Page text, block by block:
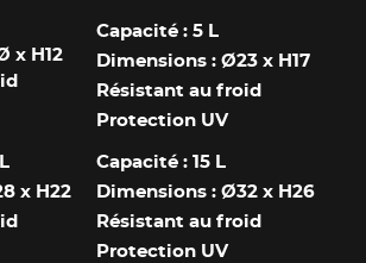
x H12
Capacité : 5 L
Dimensions : Ø23 x H17
Résistant au froid
Protection UV
x H22
Capacité : 15 L
Dimensions : Ø32 x H26
Résistant au froid
Protection UV